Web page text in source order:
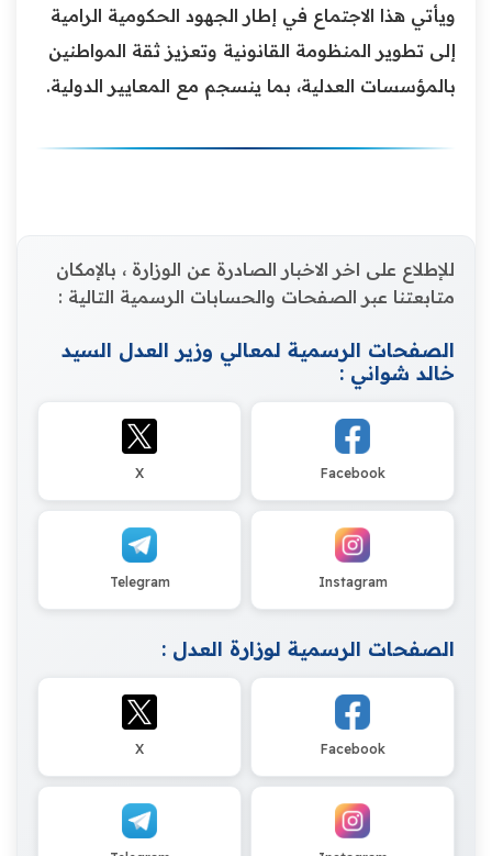
ويأتي هذا الاجتماع في إطار الجهود الحكومية الرامية
إلى تطوير المنظومة القانونية وتعزيز ثقة المواطنين
بالمؤسسات العدلية، بما ينسجم مع المعايير الدولية.
للإطلاع على اخر الاخبار الصادرة عن الوزارة ، بالإمكان
متابعتنا عبر الصفحات والحسابات الرسمية التالية :
الصفحات الرسمية لمعالي وزير العدل السيد
خالد شواني :
Facebook
X
Instagram
Telegram
الصفحات الرسمية لوزارة العدل :
Facebook
X